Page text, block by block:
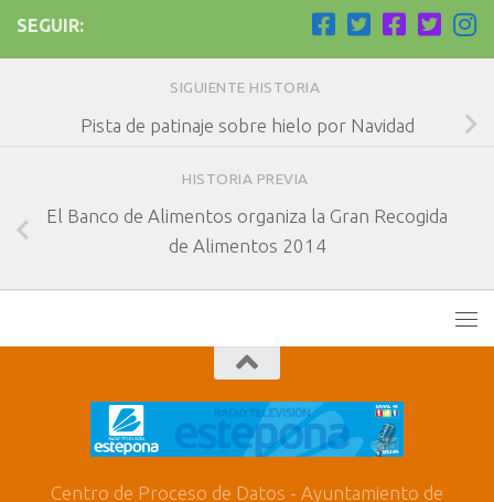
SEGUIR:
SIGUIENTE HISTORIA
Pista de patinaje sobre hielo por Navidad
HISTORIA PREVIA
El Banco de Alimentos organiza la Gran Recogida
de Alimentos 2014
Centro de Proceso de Datos - Ayuntamiento de